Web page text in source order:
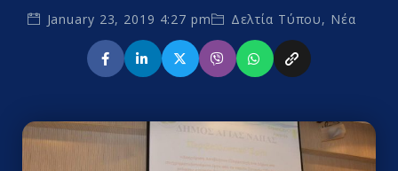
January 23, 2019 4:27 pm Δελτία Τύπου, Νέα